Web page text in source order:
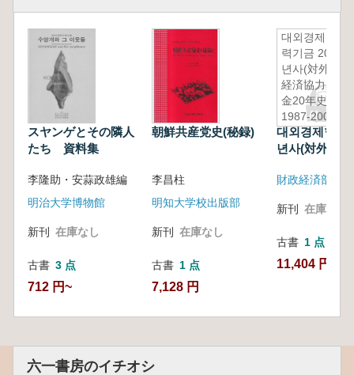
スヤンゲとその隣人
たち 資料集
李隆助・安蒜政雄編
明治大学博物館
新刊 在庫なし
古書 3 点
712 円~
朝鮮共産党史(秘録)
李昌柱
明知大学校出版部
新刊 在庫なし
古書 1 点
7,128 円
대외경제협
력기금 20
년사(対外
経済協力基
金20年史)
1987-2007
대외경제협력
년사(対外経
新刊 在庫なし
古書 1 点
11,404 円
六一書房のイチオシ